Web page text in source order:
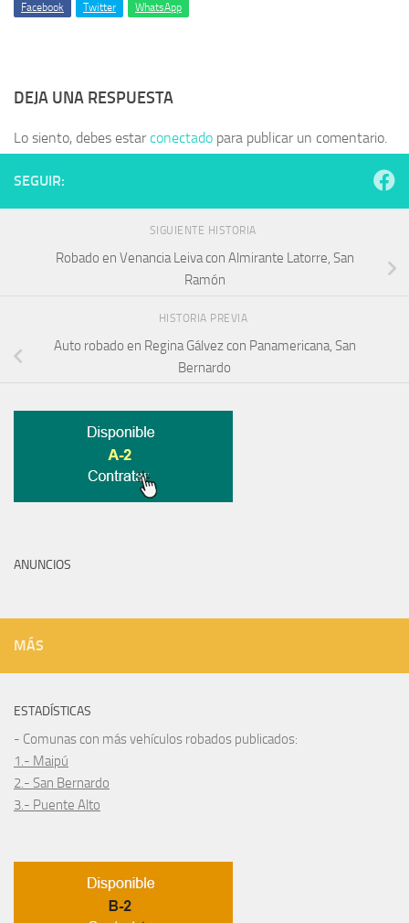
Facebook Twitter WhatsApp
DEJA UNA RESPUESTA
Lo siento, debes estarconectado para publicar un comentario.
SEGUIR:
SIGUIENTE HISTORIA
Robado en Venancia Leiva con Almirante Latorre, San
Ramón
HISTORIA PREVIA
Auto robado en Regina Gálvez con Panamericana, San
Bernardo
ANUNCIOS
MÁS
ESTADÍSTICAS
- Comunas con más vehículos robados publicados:
1.- Maipú
2.- San Bernardo
3.- Puente Alto